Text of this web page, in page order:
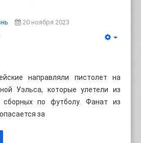
20 ноября 2023
направляли пистолет на
Уэльса, которые улетели из
по футболу. Фанат из
за